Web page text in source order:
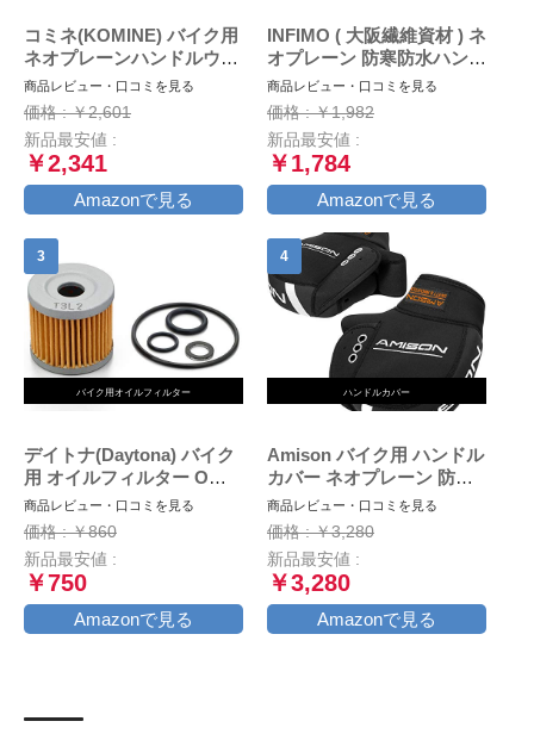
コミネ(KOMINE) バイク用
ネオプレーンハンドルウォ
ーマー/ハンドルカバー ブ
ラック/グレー フリー AK-
021 345
商品レビュー・口コミを見る
価格 : ￥2,601
新品最安値 :
￥2,341
Amazonで見る
INFIMO ( 大阪繊維資材 ) ネ
オプレーン 防寒防水ハンド
ルカバー ブラック WNHC-
03
商品レビュー・口コミを見る
価格 : ￥1,982
新品最安値 :
￥1,784
Amazonで見る
バイク用オイルフィルター
デイトナ(Daytona) バイク
用 オイルフィルター Oリ
ング ドレンワッシャー ア
ドレスV125/G/S 等 オイル
交換パーフェクトセット
18058 通しNo:S-36
商品レビュー・口コミを見る
価格 : ￥860
新品最安値 :
￥750
Amazonで見る
ハンドルカバー
Amison バイク用 ハンドル
カバー ネオプレーン 防寒
防水 防風 ハンドルウォー
マー 保温 反射コーティン
グ付き
商品レビュー・口コミを見る
価格 : ￥3,280
新品最安値 :
￥3,280
Amazonで見る